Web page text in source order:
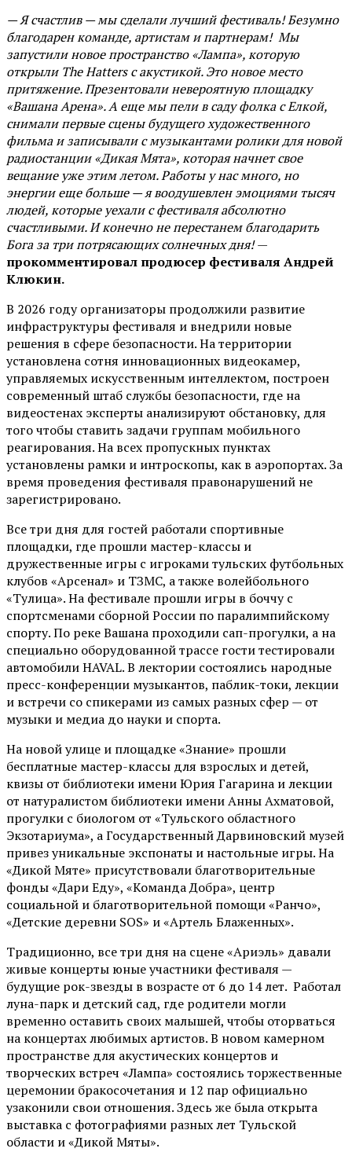
— Я счастлив — мы сделали лучший фестиваль! Безумно
благодарен команде, артистам и партнерам! Мы
запустили новое пространство «Лампа», которую
открыли The Hatters с акустикой. Это новое место
притяжение. Презентовали невероятную площадку
«Вашана Арена». А еще мы пели в саду фолка с Елкой,
снимали первые сцены будущего художественного
фильма и записывали с музыкантами ролики для новой
радиостанции «Дикая Мята», которая начнет свое
вещание уже этим летом. Работы у нас много, но
энергии еще больше — я воодушевлен эмоциями тысяч
людей, которые уехали с фестиваля абсолютно
счастливыми. И конечно не перестанем благодарить
Бога за три потрясающих солнечных дня!—
прокомментировал продюсер фестиваля Андрей
Клюкин.
В 2026 году организаторы продолжили развитие
инфраструктуры фестиваля и внедрили новые
решения в сфере безопасности. На территории
установлена сотня инновационных видеокамер,
управляемых искусственным интеллектом, построен
современный штаб службы безопасности, где на
видеостенах эксперты анализируют обстановку, для
того чтобы ставить задачи группам мобильного
реагирования. На всех пропускных пунктах
установлены рамки и интроскопы, как в аэропортах. За
время проведения фестиваля правонарушений не
зарегистрировано.
Все три дня для гостей работали спортивные
площадки, где прошли мастер-классы и
дружественные игры с игроками тульских футбольных
клубов «Арсенал» и ТЗМС, а также волейбольного
«Тулица». На фестивале прошли игры в боччу с
спортсменами сборной России по паралимпийскому
спорту. По реке Вашана проходили сап-прогулки, а на
специально оборудованной трассе гости тестировали
автомобили HAVAL. В лектории состоялись народные
пресс-конференции музыкантов, паблик-токи, лекции
и встречи со спикерами из самых разных сфер — от
музыки и медиа до науки и спорта.
На новой улице и площадке «Знание» прошли
бесплатные мастер-классы для взрослых и детей,
квизы от библиотеки имени Юрия Гагарина и лекции
от натуралистом библиотеки имени Анны Ахматовой,
прогулки с биологом от «Тульского областного
Экзотариума», а Государственный Дарвиновский музей
привез уникальные экспонаты и настольные игры. На
«Дикой Мяте» присутствовали благотворительные
фонды «Дари Еду», «Команда Добра», центр
социальной и благотворительной помощи «Ранчо»,
«Детские деревни SOS» и «Артель Блаженных».
Традиционно, все три дня на сцене«Ариэль» давали
живые концерты юные участники фестиваля —
будущие рок-звезды в возрасте от 6 до 14 лет. Работал
луна-парк и детский сад, где родители могли
временно оставить своих малышей, чтобы оторваться
на концертах любимых артистов. В новом камерном
пространстве для акустических концертов и
творческих встреч «Лампа» состоялись торжественные
церемонии бракосочетания и 12 пар официально
узаконили свои отношения. Здесь же была открыта
выставка с фотографиями разных лет Тульской
области и «Дикой Мяты».